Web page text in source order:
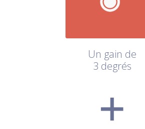
Un gain de
3 degrés